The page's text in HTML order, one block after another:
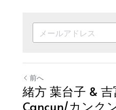
前へ
緒方 葉台子 &
Cancun/カンク